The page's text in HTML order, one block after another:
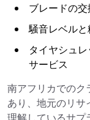
ブレードの
騒音レベル
タイヤシュ
サービス
南アフリカでのク
あり、地元のリサ